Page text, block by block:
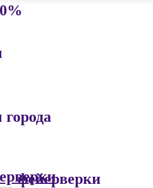
фейерверки